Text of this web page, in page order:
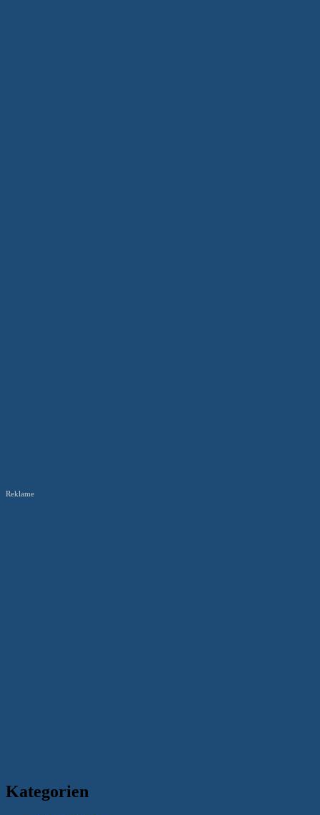
Reklame
Kategorien